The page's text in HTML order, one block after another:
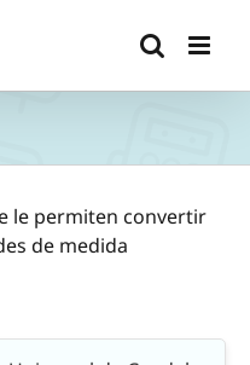
le permiten convertir
de medida